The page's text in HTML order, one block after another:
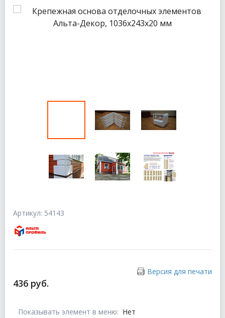
Артикул: 54143
Версия для печати
436 руб.
Показывать элемент в меню: Нет